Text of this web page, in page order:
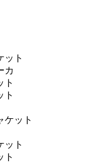
ット
カ
ト
ト
ケット
ット
ト